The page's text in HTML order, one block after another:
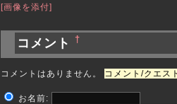
[画像を添付]
コメント †
コメントはありません。 コメント/クエス
お名前: